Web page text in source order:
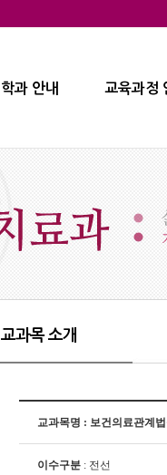
학과 안내 교육과정
교과목 소개
교과목명 : 보건의료관계
이수구분 : 전선